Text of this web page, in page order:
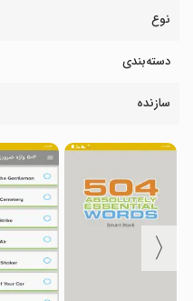
نوع
دسته‌بندی
سازنده
〈